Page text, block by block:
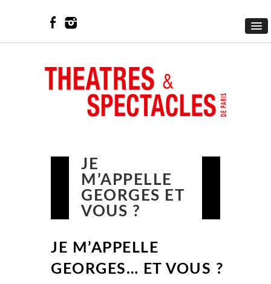
JE
M’APPELLE
GEORGES ET
VOUS ?
JE M’APPELLE
GEORGES… ET VOUS ?